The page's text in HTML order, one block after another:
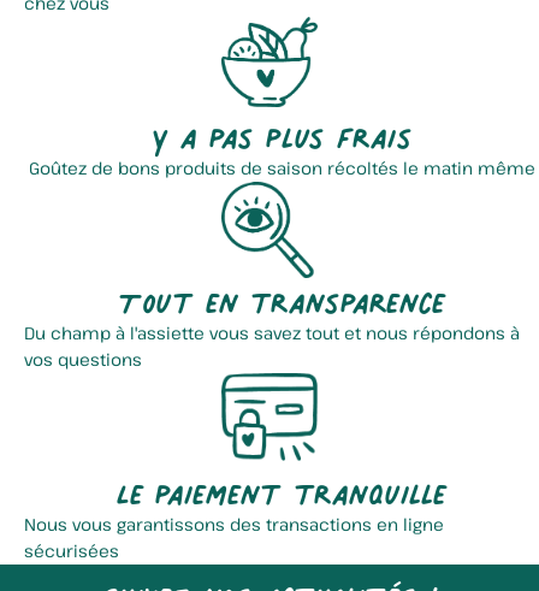
Y a pas plus frais
Goûtez de bons produits de saison récoltés le matin même
Tout en transparence
Du champ à l'assiette vous savez tout et nous répondons à
vos questions
Le paiement tranquille
Nous vous garantissons des transactions en ligne
sécurisées